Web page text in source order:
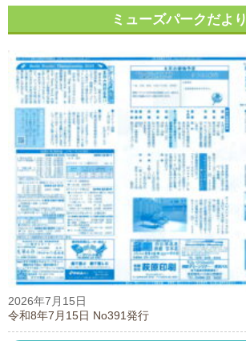
ミューズパークだより
2026年7月15日
令和8年7月15日 No391発行